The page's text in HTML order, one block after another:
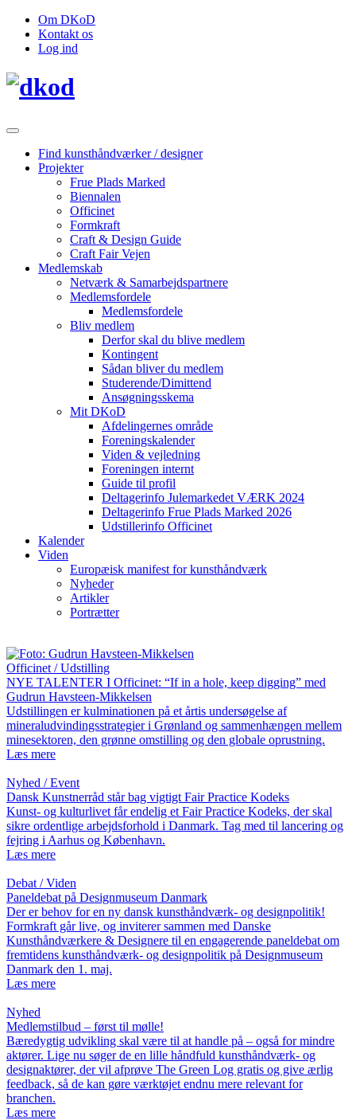
Om DKoD
Kontakt os
Log ind
Find kunsthåndværker / designer
Projekter
Frue Plads Marked
Biennalen
Officinet
Formkraft
Craft & Design Guide
Craft Fair Vejen
Medlemskab
Netværk & Samarbejdspartnere
Medlemsfordele
Medlemsfordele
Bliv medlem
Derfor skal du blive medlem
Kontingent
Sådan bliver du medlem
Studerende/Dimittend
Ansøgningsskema
Mit DKoD
Afdelingernes område
Foreningskalender
Viden & vejledning
Foreningen internt
Guide til profil
Deltagerinfo Julemarkedet VÆRK 2024
Deltagerinfo Frue Plads Marked 2026
Udstillerinfo Officinet
Kalender
Viden
Europæisk manifest for kunsthåndværk
Nyheder
Artikler
Portrætter
Officinet / Udstilling
NYE TALENTER I Officinet: “If in a hole, keep digging” med
Gudrun Havsteen-Mikkelsen
Udstillingen er kulminationen på et årtis undersøgelse af
mineraludvindingsstrategier i Grønland og sammenhængen mellem
minesektoren, den grønne omstilling og den globale oprustning.
Læs mere
Nyhed / Event
Dansk Kunstnerråd står bag vigtigt Fair Practice Kodeks
Kunst- og kulturlivet får endelig et Fair Practice Kodeks, der skal
sikre ordentlige arbejdsforhold i Danmark. Tag med til lancering og
fejring i Aarhus og København.
Læs mere
Debat / Viden
Paneldebat på Designmuseum Danmark
Der er behov for en ny dansk kunsthåndværk- og designpolitik!
Formkraft går live, og inviterer sammen med Danske
Kunsthåndværkere & Designere til en engagerende paneldebat om
fremtidens kunsthåndværk- og designpolitik på Designmuseum
Danmark den 1. maj.
Læs mere
Nyhed
Medlemstilbud – først til mølle!
Bæredygtig udvikling skal være til at handle på – også for mindre
aktører. Lige nu søger de en lille håndfuld kunsthåndværk- og
designaktører, der vil afprøve The Green Log gratis og give ærlig
feedback, så de kan gøre værktøjet endnu mere relevant for
branchen.
Læs mere